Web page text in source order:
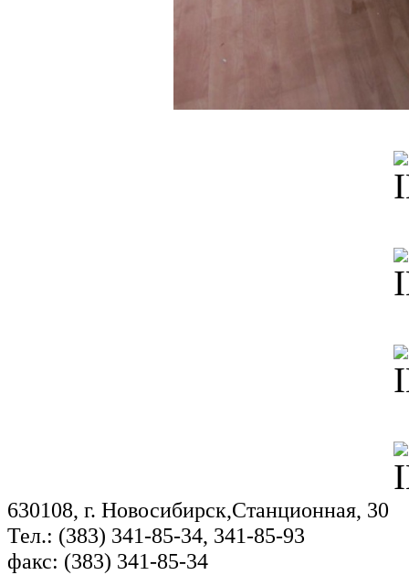
630108, г. Новосибирск,Станционная, 30
Тел.: (383) 341-85-34, 341-85-93
факс: (383) 341-85-34